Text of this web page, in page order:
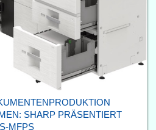
SHARP PRÄSENTIERT
MFPS